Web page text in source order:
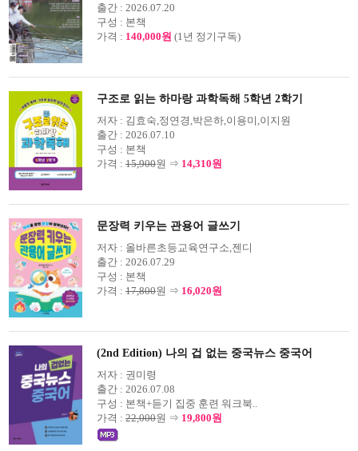
출간 : 2026.07.20
구성 : 본책
가격 : 140,000원 (1년 정기구독)
구조로 읽는 하마랑 과학독해 5학년 2학기
저자 : 김효숙,정연경,박은하,이용미,이지원
출간 : 2026.07.10
구성 : 본책
가격 : 15,900원 ⇒ 14,310원
문장력 키우는 관용어 글쓰기
저자 : 올바른초등교육연구소,젠디
출간 : 2026.07.29
구성 : 본책
가격 : 17,800원 ⇒ 16,020원
(2nd Edition) 나의 겁 없는 중국뉴스 중국어
저자 : 권미령
출간 : 2026.07.08
구성 : 본책+듣기 집중 훈련 워크북..
가격 : 22,000원 ⇒ 19,800원